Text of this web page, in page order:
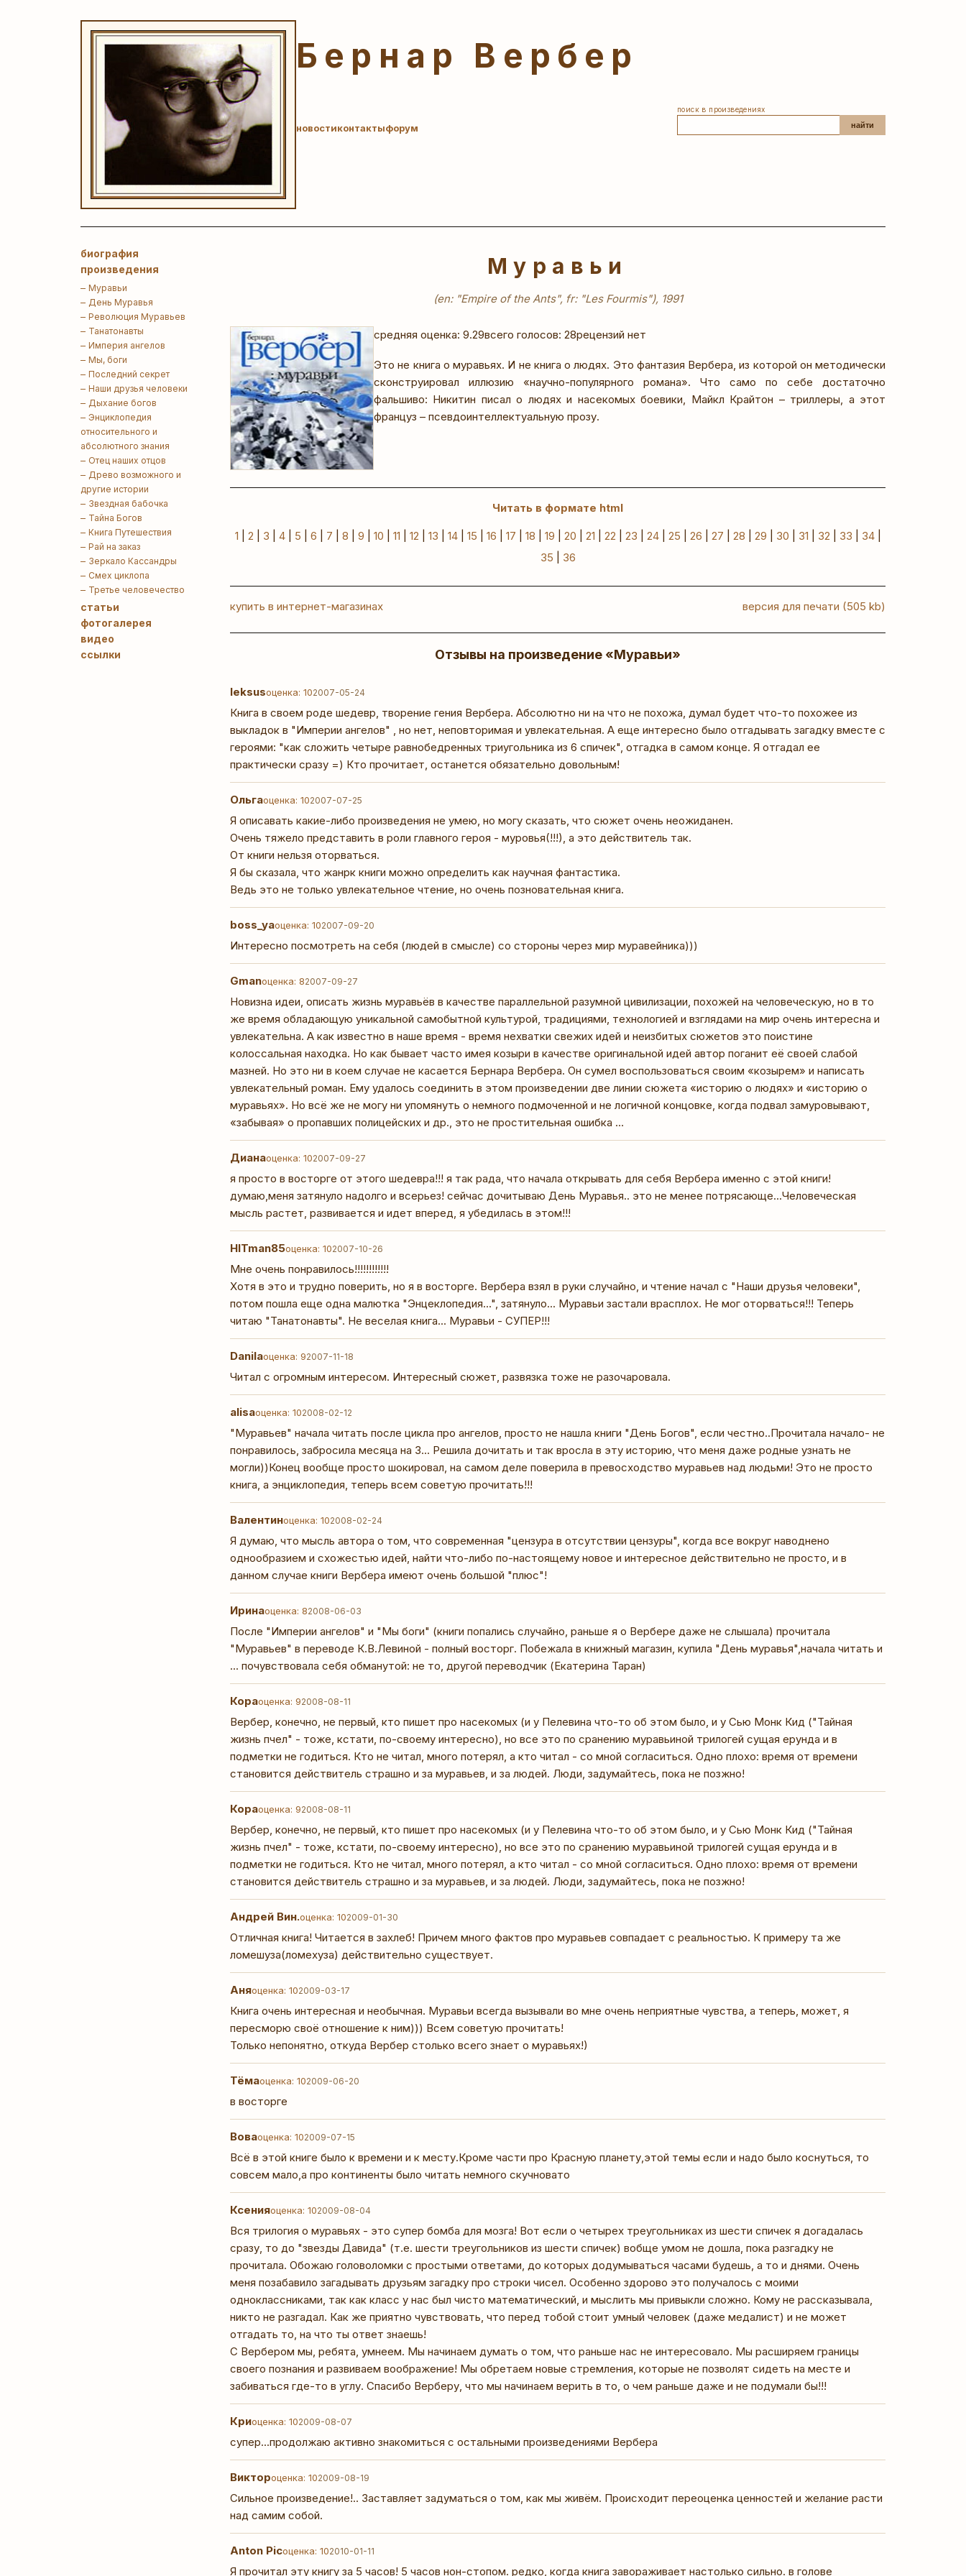
Бернар Вербер
новостиконтактыфорум
поиск в произведениях
найти
биография
произведения
Муравьи
День Муравья
Революция Муравьев
Танатонавты
Империя ангелов
Мы, боги
Последний секрет
Наши друзья человеки
Дыхание богов
Энциклопедия
относительного и
абсолютного знания
Отец наших отцов
Древо возможного и
другие истории
Звездная бабочка
Тайна Богов
Книга Путешествия
Рай на заказ
Зеркало Кассандры
Смех циклопа
Третье человечество
статьи
фотогалерея
видео
ссылки
Муравьи
(en: "Empire of the Ants", fr: "Les Fourmis"), 1991
средняя оценка: 9.29всего голосов: 28рецензий нет
Это не книга о муравьях. И не книга о людях. Это фантазия Вербера, из которой он методически
сконструировал иллюзию «научно-популярного романа». Что само по себе достаточно
фальшиво: Никитин писал о людях и насекомых боевики, Майкл Крайтон – триллеры, а этот
француз – псевдоинтеллектуальную прозу.
Читать в формате html
1 2 3 4| 5 6 7 8 9 10 11 12 13 14| 15 16 17 18 19 20 21 22 23 24| 25 26 27 28 29 30 31 32 33 34|
35
36
купить в интернет-магазинах версия для печати (505 kb)
Отзывы на произведение «Муравьи»
leksusоценка: 102007-05-24
Книга в своем роде шедевр, творение гения Вербера. Абсолютно ни на что не похожа, думал будет что-то похожее из
выкладок в "Империи ангелов" , но нет, неповторимая и увлекательная. А еще интересно было отгадывать загадку вместе с
героями: "как сложить четыре равнобедренных триугольника из 6 спичек", отгадка в самом конце. Я отгадал ее
практически сразу =) Кто прочитает, останется обязательно довольным!
Ольгаоценка: 102007-07-25
Я описавать какие-либо произведения не умею, но могу сказать, что сюжет очень неожиданен.
Очень тяжело представить в роли главного героя - муровья(!!!), а это действитель так.
От книги нельзя оторваться.
Я бы сказала, что жанрк книги можно определить как научная фантастика.
Ведь это не только увлекательное чтение, но очень позновательная книга.
boss_yaоценка: 102007-09-20
Интересно посмотреть на себя (людей в смысле) со стороны через мир муравейника)))
Gmanоценка: 82007-09-27
Новизна идеи, описать жизнь муравьёв в качестве параллельной разумной цивилизации, похожей на человеческую, но в то
же время обладающую уникальной самобытной культурой, традициями, технологией и взглядами на мир очень интересна и
увлекательна. А как известно в наше время - время нехватки свежих идей и неизбитых сюжетов это поистине
колоссальная находка. Но как бывает часто имея козыри в качестве оригинальной идей автор поганит её своей слабой
мазней. Но это ни в коем случае не касается Бернара Вербера. Он сумел воспользоваться своим «козырем» и написать
увлекательный роман. Ему удалось соединить в этом произведении две линии сюжета «историю о людях» и «историю о
муравьях». Но всё же не могу ни упомянуть о немного подмоченной и не логичной концовке, когда подвал замуровывают,
«забывая» о пропавших полицейских и др., это не простительная ошибка …
Дианаоценка: 102007-09-27
я просто в восторге от этого шедевра!!! я так рада, что начала открывать для себя Вербера именно с этой книги!
думаю,меня затянуло надолго и всерьез! сейчас дочитываю День Муравья.. это не менее потрясающе...Человеческая
мысль растет, развивается и идет вперед, я убедилась в этом!!!
HITman85оценка: 102007-10-26
Мне очень понравилось!!!!!!!!!!!!
Хотя в это и трудно поверить, но я в восторге. Вербера взял в руки случайно, и чтение начал с "Наши друзья человеки",
потом пошла еще одна малютка "Энцеклопедия...", затянуло... Муравьи застали врасплох. Не мог оторваться!!! Теперь
читаю "Танатонавты". Не веселая книга... Муравьи - СУПЕР!!!
Danilaоценка: 92007-11-18
Читал с огромным интересом. Интересный сюжет, развязка тоже не разочаровала.
alisaоценка: 102008-02-12
"Муравьев" начала читать после цикла про ангелов, просто не нашла книги "День Богов", если честно..Прочитала начало- не
понравилось, забросила месяца на 3... Решила дочитать и так вросла в эту историю, что меня даже родные узнать не
могли))Конец вообще просто шокировал, на самом деле поверила в превосходство муравьев над людьми! Это не просто
книга, а энциклопедия, теперь всем советую прочитать!!!
Валентиноценка: 102008-02-24
Я думаю, что мысль автора о том, что современная "цензура в отсутствии цензуры", когда все вокруг наводнено
однообразием и схожестью идей, найти что-либо по-настоящему новое и интересное действительно не просто, и в
данном случае книги Вербера имеют очень большой "плюс"!
Иринаоценка: 82008-06-03
После "Империи ангелов" и "Мы боги" (книги попались случайно, раньше я о Вербере даже не слышала) прочитала
"Муравьев" в переводе К.В.Левиной - полный восторг. Побежала в книжный магазин, купила "День муравья",начала читать и
... почувствовала себя обманутой: не то, другой переводчик (Екатерина Таран)
Кораоценка: 92008-08-11
Вербер, конечно, не первый, кто пишет про насекомых (и у Пелевина что-то об этом было, и у Сью Монк Кид ("Тайная
жизнь пчел" - тоже, кстати, по-своему интересно), но все это по сранению муравьиной трилогей сущая ерунда и в
подметки не годиться. Кто не читал, много потерял, а кто читал - со мной согласиться. Одно плохо: время от времени
становится действитель страшно и за муравьев, и за людей. Люди, задумайтесь, пока не позжно!
Кораоценка: 92008-08-11
Вербер, конечно, не первый, кто пишет про насекомых (и у Пелевина что-то об этом было, и у Сью Монк Кид ("Тайная
жизнь пчел" - тоже, кстати, по-своему интересно), но все это по сранению муравьиной трилогей сущая ерунда и в
подметки не годиться. Кто не читал, много потерял, а кто читал - со мной согласиться. Одно плохо: время от времени
становится действитель страшно и за муравьев, и за людей. Люди, задумайтесь, пока не позжно!
Андрей Вин.оценка: 102009-01-30
Отличная книга! Читается в захлеб! Причем много фактов про муравьев совпадает с реальностью. К примеру та же
ломешуза(ломехуза) действительно существует.
Аняоценка: 102009-03-17
Книга очень интересная и необычная. Муравьи всегда вызывали во мне очень неприятные чувства, а теперь, может, я
пересморю своё отношение к ним))) Всем советую прочитать!
Только непонятно, откуда Вербер столько всего знает о муравьях!)
Тёмаоценка: 102009-06-20
в восторге
Воваоценка: 102009-07-15
Всё в этой книге было к времени и к месту.Кроме части про Красную планету,этой темы если и надо было коснуться, то
совсем мало,а про континенты было читать немного скучновато
Ксенияоценка: 102009-08-04
Вся трилогия о муравьях - это супер бомба для мозга! Вот если о четырех треугольниках из шести спичек я догадалась
сразу, то до "звезды Давида" (т.е. шести треугольников из шести спичек) вобще умом не дошла, пока разгадку не
прочитала. Обожаю головоломки с простыми ответами, до которых додумываться часами будешь, а то и днями. Очень
меня позабавило загадывать друзьям загадку про строки чисел. Особенно здорово это получалось с моими
одноклассниками, так как класс у нас был чисто математический, и мыслить мы привыкли сложно. Кому не рассказывала,
никто не разгадал. Как же приятно чувствовать, что перед тобой стоит умный человек (даже медалист) и не может
отгадать то, на что ты ответ знаешь!
С Вербером мы, ребята, умнеем. Мы начинаем думать о том, что раньше нас не интересовало. Мы расширяем границы
своего познания и развиваем воображение! Мы обретаем новые стремления, которые не позволят сидеть на месте и
забиваться где-то в углу. Спасибо Верберу, что мы начинаем верить в то, о чем раньше даже и не подумали бы!!!
Криоценка: 102009-08-07
супер...продолжаю активно знакомиться с остальными произведениями Вербера
Виктороценка: 102009-08-19
Сильное произведение!.. Заставляет задуматься о том, как мы живём. Происходит переоценка ценностей и желание расти
над самим собой.
Anton Picоценка: 102010-01-11
Я прочитал эту книгу за 5 часов! 5 часов нон-стопом. редко, когда книга завораживает настолько сильно. в голове